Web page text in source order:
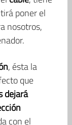
poner el
nosotros,
, ésta la
que
dejará
con el